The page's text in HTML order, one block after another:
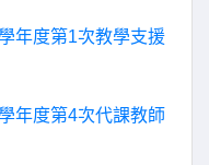
年度第1次教學支援
年度第4次代課教師